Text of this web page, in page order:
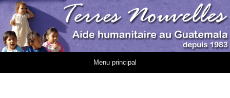
Association Terres
Nouvelles
AIDE HUMANITAIRE AU GUATEMALA DEPUIS 1983
Menu principal